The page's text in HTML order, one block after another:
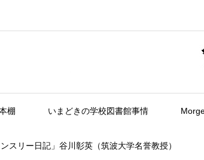
棚 いまどきの学校図書館事情
ンスリー日記」谷川彰英（筑波大学名誉教授）